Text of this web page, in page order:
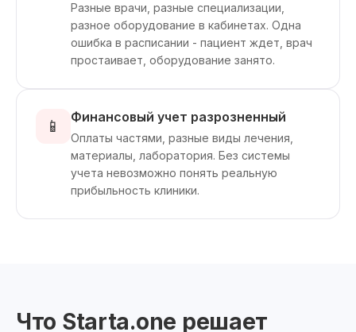
Разные врачи, разные специализации,
разное оборудование в кабинетах. Одна
ошибка в расписании - пациент ждет, врач
простаивает, оборудование занято.
📱 Финансовый учет разрозненный
Оплаты частями, разные виды лечения,
материалы, лаборатория. Без системы
учета невозможно понять реальную
прибыльность клиники.
Что Starta.one решает